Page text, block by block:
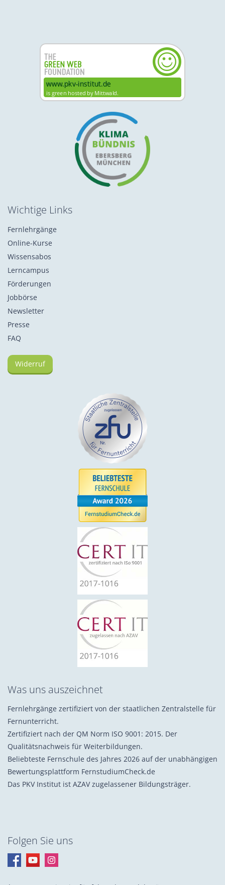
Wichtige Links
Fernlehrgänge
Online-Kurse
Wissensabos
Lerncampus
Förderungen
Jobbörse
Newsletter
Presse
FAQ
Widerruf
Was uns auszeichnet
Fernlehrgänge zertifiziert von der staatlichen Zentralstelle für
Fernunterricht.
Zertifiziert nach der QM Norm ISO 9001: 2015. Der
Qualitätsnachweis für Weiterbildungen.
Beliebteste Fernschule des Jahres 2026 auf der unabhängigen
Bewertungsplattform FernstudiumCheck.de
Das PKV Institut ist AZAV zugelassener Bildungsträger.
Folgen Sie uns